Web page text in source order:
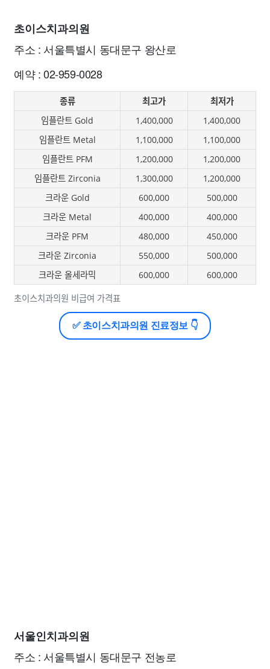
초이스치과의원
주소 : 서울특별시 동대문구 왕산로
예약 : 02-959-0028
초이스치과의원 비급여 가격표
종류 최고가
최저가
임플란트 Gold
1,400,000
1,400,000
임플란트 Metal
1,100,000
1,100,000
임플란트 PFM
1,200,000
1,200,000
임플란트 Zirconia
1,300,000
1,200,000
크라운 Gold
600,000
500,000
크라운 Metal
400,000
400,000
크라운 PFM
480,000
450,000
크라운 Zirconia
550,000
500,000
크라운 올세라믹
600,000 600,000
✅ 초이스치과의원 진료정보 👇
서울인치과의원
주소 : 서울특별시 동대문구 전농로